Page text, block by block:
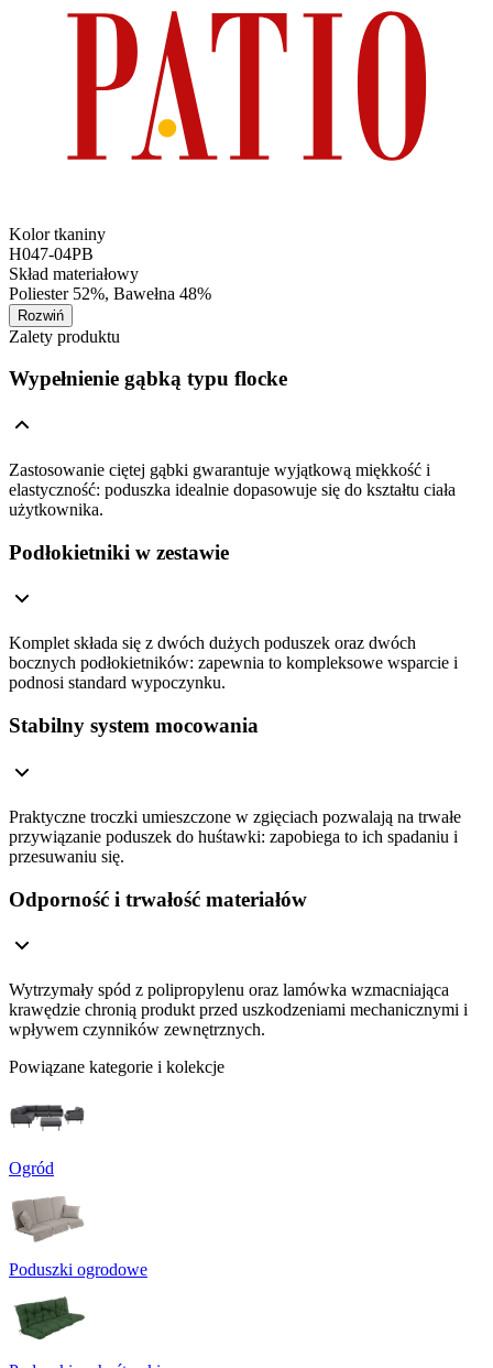
Kolor tkaniny
H047-04PB
Skład materiałowy
Poliester 52%, Bawełna 48%
Rozwiń
Zalety produktu
Wypełnienie gąbką typu flocke
Zastosowanie ciętej gąbki gwarantuje wyjątkową miękkość i
elastyczność: poduszka idealnie dopasowuje się do kształtu ciała
użytkownika.
Podłokietniki w zestawie
Komplet składa się z dwóch dużych poduszek oraz dwóch
bocznych podłokietników: zapewnia to kompleksowe wsparcie i
podnosi standard wypoczynku.
Stabilny system mocowania
Praktyczne troczki umieszczone w zgięciach pozwalają na trwałe
przywiązanie poduszek do huśtawki: zapobiega to ich spadaniu i
przesuwaniu się.
Odporność i trwałość materiałów
Wytrzymały spód z polipropylenu oraz lamówka wzmacniająca
krawędzie chronią produkt przed uszkodzeniami mechanicznymi i
wpływem czynników zewnętrznych.
Powiązane kategorie i kolekcje
Ogród
Poduszki ogrodowe